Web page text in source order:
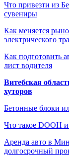
Что привезти из
сувениры
Как меняется
электрического
Как подготовить
лист водителя
Витебская
хуторов
Бетонные блоки
Что такое DOOH
Аренда авто в
долгосрочный